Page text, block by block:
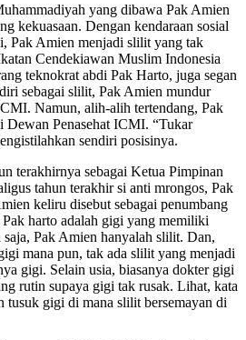
yang dibawa Pak Amien
kekuasaan. Dengan kendaraan sosial
Pak Amien menjadi slilit yang tak
Cendekiawan Muslim Indonesia
teknokrat abdi Pak Harto, juga segan
sebagai slilit, Pak Amien mundur
Namun, alih-alih tertendang, Pak
Penasehat ICMI. “Tukar
sendiri posisinya.
terakhirnya sebagai Ketua Pimpinan
tahun terakhir si anti mrongos, Pak
keliru disebut sebagai penumbang
harto adalah gigi yang memiliki
saja, Pak Amien hanyalah slilit. Dan,
mana pun, tak ada slilit yang menjadi
gigi. Selain usia, biasanya dokter gigi
rutin supaya gigi tak rusak. Lihat, kata
tusuk gigi di mana slilit bersemayan di